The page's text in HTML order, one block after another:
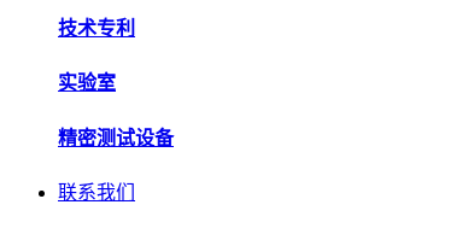
技术专利
实验室
精密测试设备
联系我们